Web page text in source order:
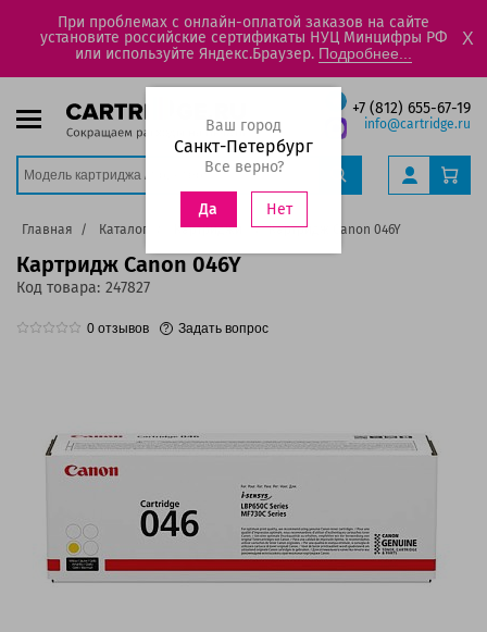
При проблемах с онлайн-оплатой заказов на сайте
установите российские сертификаты НУЦ Минцифры РФ
или используйте Яндекс.Браузер. Подробнее...
X
+7 (812) 655-67-19
info@cartridge.ru
Ваш город
Санкт-Петербург
Все верно?
Да Нет
Главная Каталог Картриджи Картридж Canon 046Y
Картридж Canon 046Y
Код товара: 247827
0 отзывов Задать вопрос